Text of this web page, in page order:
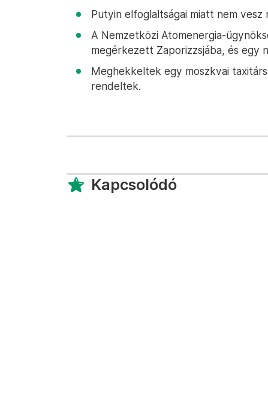
Putyin elfoglaltságai miatt nem
A Nemzetközi Atomenergia-
megérkezett Zaporizzsjába, és egy
Meghekkeltek egy moszkvai
rendeltek.
Kapcsolódó